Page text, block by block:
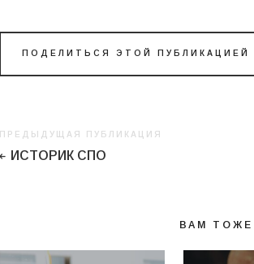
ПОДЕЛИТЬСЯ ЭТОЙ ПУБЛИКАЦИЕЙ
ПРЕДЫДУЩАЯ ПУБЛИКАЦИЯ
ИСТОРИК СПО
ВАМ